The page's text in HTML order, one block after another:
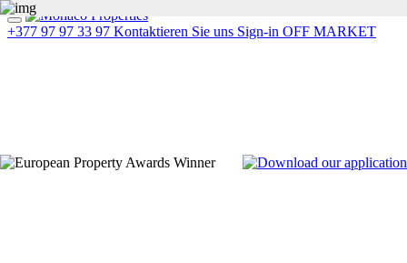
+377 97 97 33 97 Kontaktieren Sie uns Sign-in OFF MARKET